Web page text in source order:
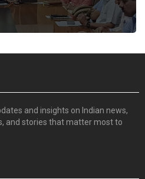
and insights on Indian news,
and stories that matter most to